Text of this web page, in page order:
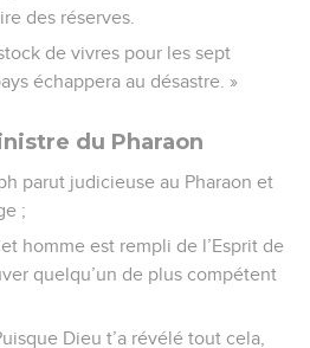
des réserves.
de vivres pour les sept
échappera au désastre. »
du Pharaon
parut judicieuse au Pharaon et
;
homme est rempli de l’Esprit de
quelqu’un de plus compétent
Dieu t’a révélé tout cela,